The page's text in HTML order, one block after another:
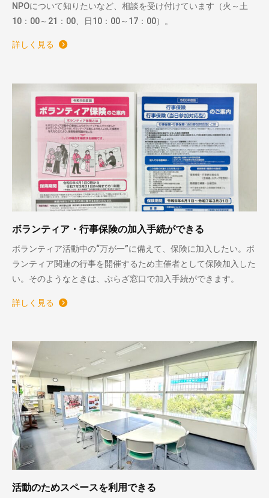
NPOについて知りたいなど、相談を受け付けています（火～土
10：00～21：00、日10：00～17：00）。
詳しく見る
ボランティア・行事保険の加入手続ができる
ボランティア活動中の“万が一”に備えて、保険に加入したい。ボ
ランティア関連の行事を開催するため主催者として保険加入した
い。そのようなときは、ぷらざ窓口で加入手続ができます。
詳しく見る
活動のためスペースを利用できる